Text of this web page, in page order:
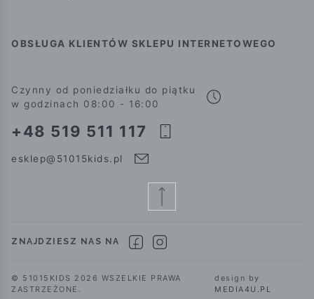
OBSŁUGA KLIENTÓW SKLEPU INTERNETOWEGO
Czynny od poniedziałku do piątku
w godzinach 08:00 - 16:00
+48 519 511 117
esklep@51015kids.pl
ZNAJDZIESZ NAS NA
© 51015KIDS 2026 WSZELKIE PRAWA
ZASTRZEŻONE.
design by
MEDIA4U.PL